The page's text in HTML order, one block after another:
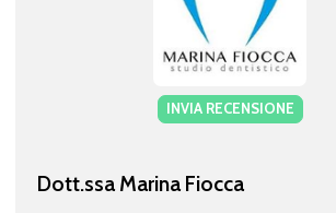
INVIA RECENSIONE
Dott.ssa Marina Fiocca